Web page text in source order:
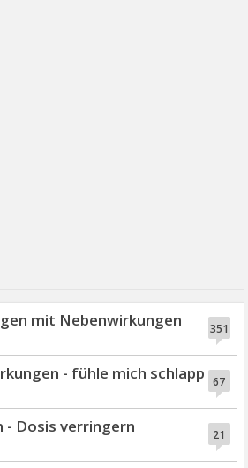
351
mit Nebenwirkungen
67
- fühle mich schlapp
21
- Dosis verringern